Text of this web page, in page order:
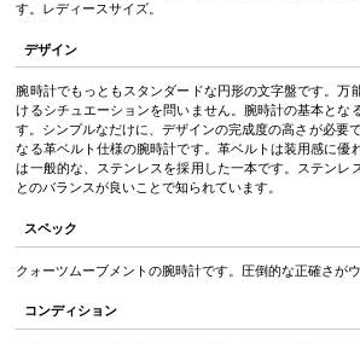
す。レディースサイズ。
デザイン
腕時計でもっともスタンダードな円形の文字盤です。万
けるシチュエーションを問いません。腕時計の基本とな
す。シンプルなだけに、デザインの完成度の高さが必要
なる革ベルト仕様の腕時計です。革ベルトは装用感に優
は一般的な、ステンレスを採用した一本です。ステンレ
とのバランスが良いことで知られています。
スペック
クォーツムーブメントの腕時計です。圧倒的な正確さがウ
コンディション